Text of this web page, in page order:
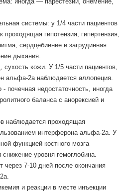
системы: у 1/4 части пациентов
проходящая гипотензия, гипертензия,
сердцебиение и загрудинная
дыхания.
кожи. У 1/5 части пациентов,
альфа-2а наблюдается аллопеция.
почечная недостаточность, иногда
баланса с анорексией и
наблюдается проходящая
интерферона альфа-2а. У
функцией костного мозга
уровня гемоглобина.
через 7-10 дней после окончания
и реакции в месте инъекции